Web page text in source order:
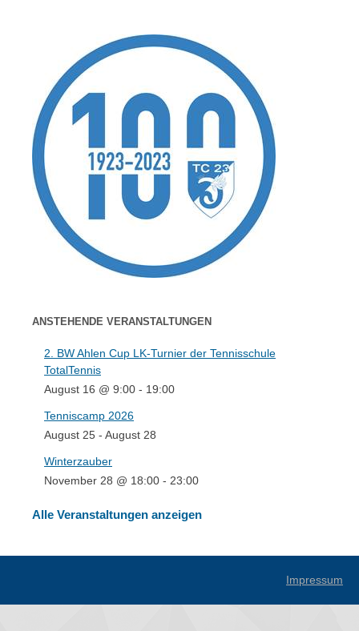
ANSTEHENDE VERANSTALTUNGEN
2. BW Ahlen Cup LK-Turnier der Tennisschule
TotalTennis
August 16 @ 9:00 - 19:00
Tenniscamp 2026
August 25 - August 28
Winterzauber
November 28 @ 18:00 - 23:00
Alle Veranstaltungen anzeigen
Impressum